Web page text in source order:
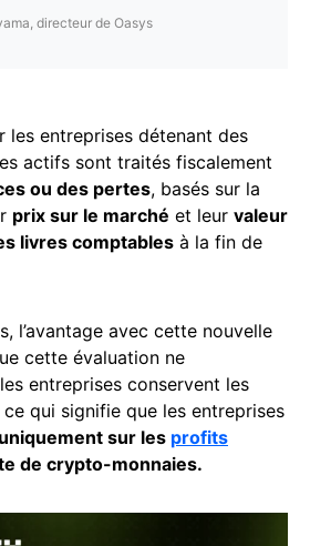
directeur de Oasys
les entreprises détenant des
actifs sont traités fiscalement
ou des pertes, basés sur la
prix sur le marché et leur valeur
livres comptables à la fin de
l’avantage avec cette nouvelle
cette évaluation ne
entreprises conservent les
qui signifie que les entreprises
sur les profits
de crypto-monnaies.